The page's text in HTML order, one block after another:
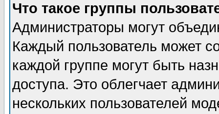
Что такое группы
Администраторы могут
Каждый пользователь может
каждой группе могут быть
доступа. Это облегчает
нескольких пользователей